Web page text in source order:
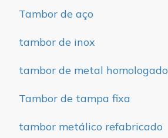
Tambor de aço
tambor de inox
tambor de metal homologado
Tambor de tampa fixa
tambor metálico refabricado